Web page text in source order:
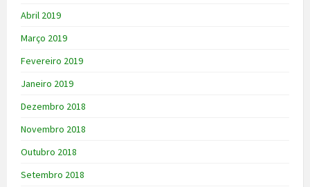
Abril 2019
Março 2019
Fevereiro 2019
Janeiro 2019
Dezembro 2018
Novembro 2018
Outubro 2018
Setembro 2018